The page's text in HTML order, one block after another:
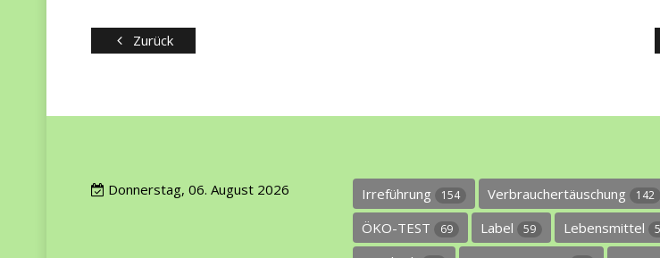
Zurück
Donnerstag, 06. August 2026 Irreführung 154 Verbrauchertäuschung 142
ÖKO-TEST 69 Label 59 Lebensmittel